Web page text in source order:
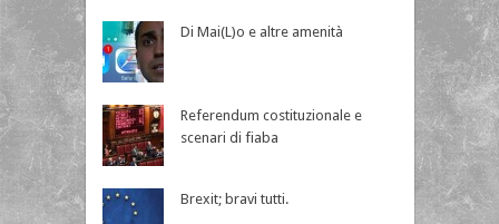
Di Mai(L)o e altre amenità
Referendum costituzionale e
scenari di fiaba
Brexit; bravi tutti.